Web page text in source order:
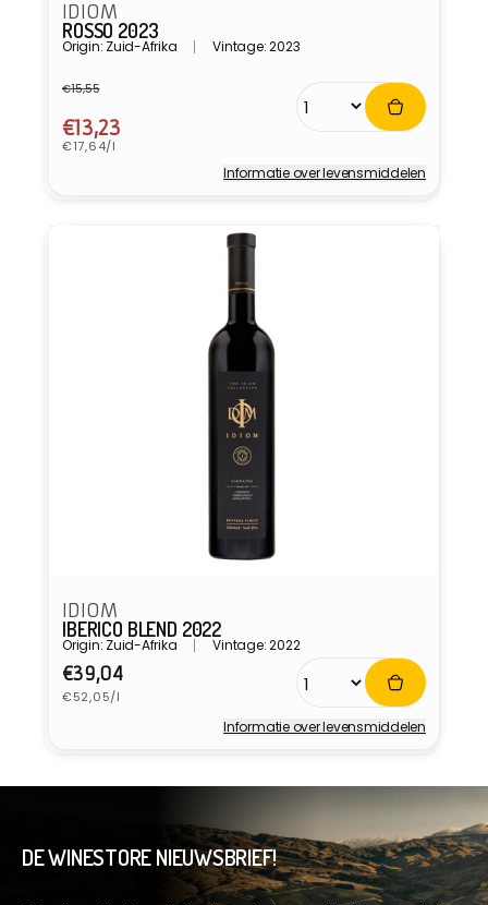
IDIOM
ROSSO 2023
Origin: Zuid-Afrika Vintage: 2023
Normale
prijs
€15,55
Aanbiedingsprijs
€13,23
Eenheidsprijs
€17,64/l
Informatie over levensmiddelen
IDIOM
IBERICO BLEND 2022
Origin: Zuid-Afrika Vintage: 2022
Normale
prijs
€39,04
Eenheidsprijs
€52,05/l
Informatie over levensmiddelen
DE WINESTORE NIEUWSBRIEF!